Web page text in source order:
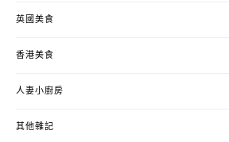
英國美食
香港美食
人妻小廚房
其他雜記